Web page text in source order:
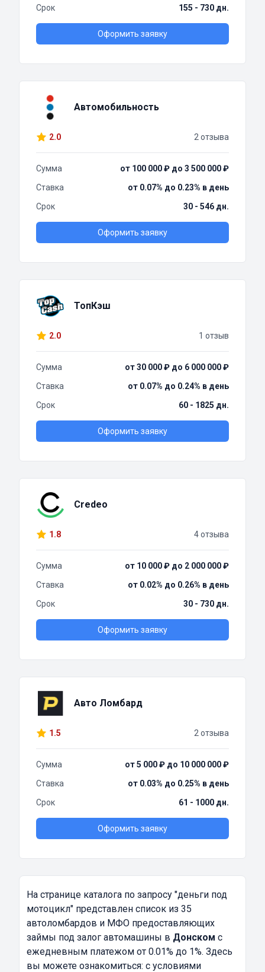
Срок 155 - 730 дн.
Оформить заявку
Автомобильность
2.0 2 отзыва
Сумма
от 100 000 ₽ до 3 500 000 ₽
Ставка
от 0.07% до 0.23% в день
Срок
30 - 546 дн.
Оформить заявку
ТопКэш
2.0 1 отзыв
Сумма
от 30 000 ₽ до 6 000 000 ₽
Ставка
от 0.07% до 0.24% в день
Срок
60 - 1825 дн.
Оформить заявку
Credeo
1.8 4 отзыва
Сумма
от 10 000 ₽ до 2 000 000 ₽
Ставка
от 0.02% до 0.26% в день
Срок
30 - 730 дн.
Оформить заявку
Авто Ломбард
1.5 2 отзыва
Сумма
от 5 000 ₽ до 10 000 000 ₽
Ставка
от 0.03% до 0.25% в день
Срок
61 - 1000 дн.
Оформить заявку
На странице каталога по запросу "деньги под
мотоцикл" представлен список из 35
автоломбардов и МФО предоставляющих
займы под залог автомашины в Донском с
ежедневным платежом от 0.01% до 1%. Здесь
вы можете ознакомиться: с условиями